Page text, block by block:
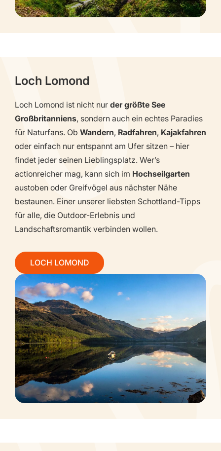
Loch Lomond
Loch Lomond ist nicht nur der größte See
Großbritanniens, sondern auch ein echtes Paradies
für Naturfans. Ob Wandern, Radfahren, Kajakfahren
oder einfach nur entspannt am Ufer sitzen – hier
findet jeder seinen Lieblingsplatz. Wer’s
actionreicher mag, kann sich im Hochseilgarten
austoben oder Greifvögel aus nächster Nähe
bestaunen. Einer unserer liebsten Schottland-Tipps
für alle, die Outdoor-Erlebnis und
Landschaftsromantik verbinden wollen.
LOCH LOMOND